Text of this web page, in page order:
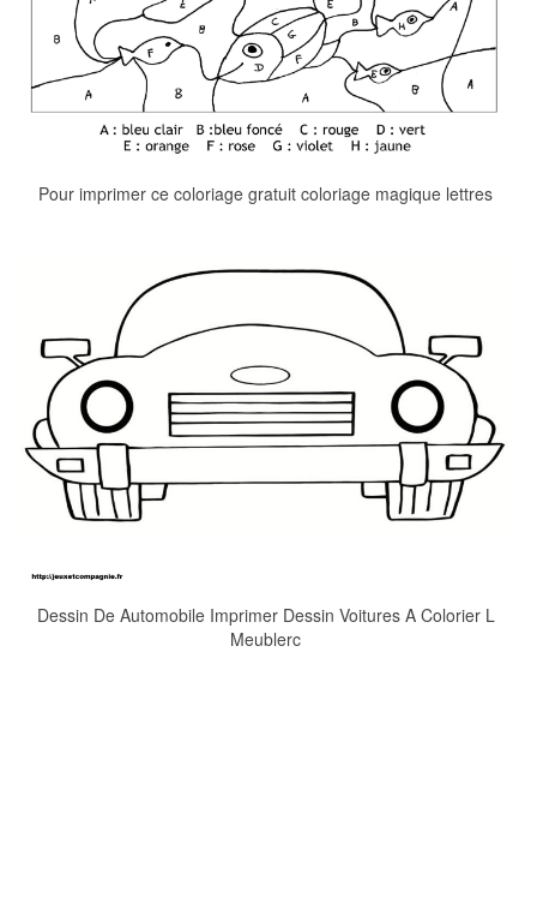
Pour imprimer ce coloriage gratuit coloriage magique lettres
Dessin De Automobile Imprimer Dessin Voitures A Colorier L
Meublerc